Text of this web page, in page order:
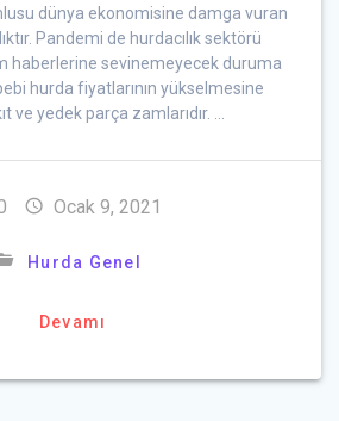
dünya ekonomisine damga vuran
Pandemi de hurdacılık sektörü
haberlerine sevinemeyecek duruma
hurda fiyatlarının yükselmesine
ve yedek parça zamlarıdır. …
Ocak 9, 2021
Hurda Genel
Devamı